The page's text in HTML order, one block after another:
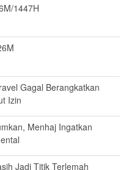
1447H
Gagal Berangkatkan
Izin
Menhaj Ingatkan
Jadi Titik Terlemah